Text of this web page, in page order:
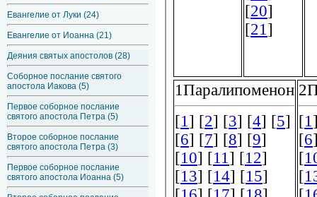
Евангелие от Луки (24)
Евангелие от Иоанна (21)
Деяния святых апостолов (28)
Соборное послание святого
апостола Иакова (5)
Первое соборное послание
святого апостола Петра (5)
Второе соборное послание
святого апостола Петра (3)
Первое соборное послание
святого апостола Иоанна (5)